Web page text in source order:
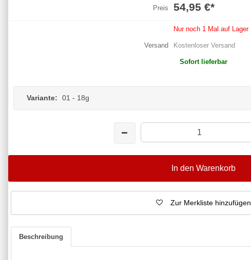
Preis 54,95 €*
Nur noch 1 Mal auf Lager
Versand Kostenloser Versand
Sofort lieferbar
Variante: 01 - 18g
In den Warenkorb
Zur Merkliste hinzufügen
Beschreibung